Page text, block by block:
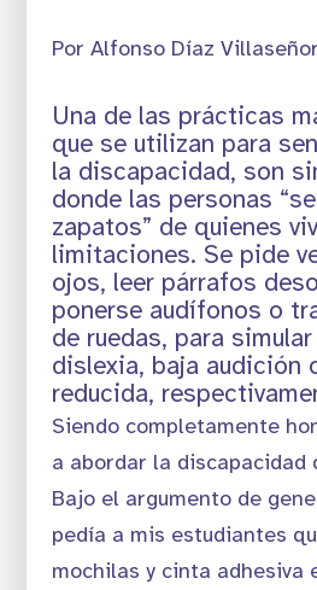
Por Alfonso Díaz
Una de las prácticas
que se utilizan para
la discapacidad, son
donde las personas
zapatos” de quienes
limitaciones. Se pide
ojos, leer párrafos
ponerse audífonos o
de ruedas, para
dislexia, baja audición
reducida,
Siendo completamente
a abordar la discapacidad
Bajo el argumento de
pedía a mis estudiantes
mochilas y cinta adhesiva